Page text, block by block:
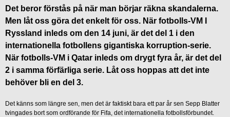
Det beror förstås på när man börjar räkna skandalerna.
Men låt oss göra det enkelt för oss. När fotbolls-VM I
Ryssland inleds om den 14 juni, är det del 1 i den
internationella fotbollens gigantiska korruption-serie.
När fotbolls-VM i Qatar inleds om drygt fyra år, är det del
2 i samma förfärliga serie. Låt oss hoppas att det inte
behöver bli en del 3.
Det känns som längre sen, men det är faktiskt bara ett par år sen Sepp Blatter
tvingades bort som ordförande för Fifa, det internationella fotbollsförbundet.